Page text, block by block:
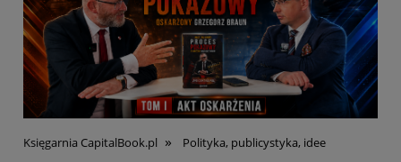
Księgarnia CapitalBook.pl » Polityka, publicystyka, idee